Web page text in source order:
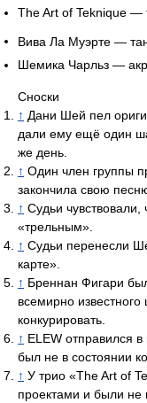
The Art of Teknique —
Вива Ла Муэрте —
Шемика Чарльз —
Сноски
↑ Дани Шей пел
дали ему ещё один
же день.
↑ Один член группы
закончила свою
↑ Судьи
«трельным».
↑ Судьи перенесли
карте».
↑ Бреннан Фигари
всемирно
конкурировать.
↑ ELEW отправился в
был не в состоянии
↑ У трио «The Art of
проектами и были не